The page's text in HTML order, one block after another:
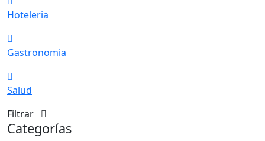
Hoteleria
Gastronomia
Salud
Filtrar
Categorías